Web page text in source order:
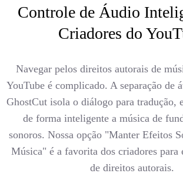
Controle de Áudio
Criadores do
Navegar pelos direitos autorais de
YouTube é complicado. A separação de
GhostCut isola o diálogo para tradução,
de forma inteligente a música de
sonoros. Nossa opção "Manter Efeitos
Música" é a favorita dos criadores para
de direitos autorais.